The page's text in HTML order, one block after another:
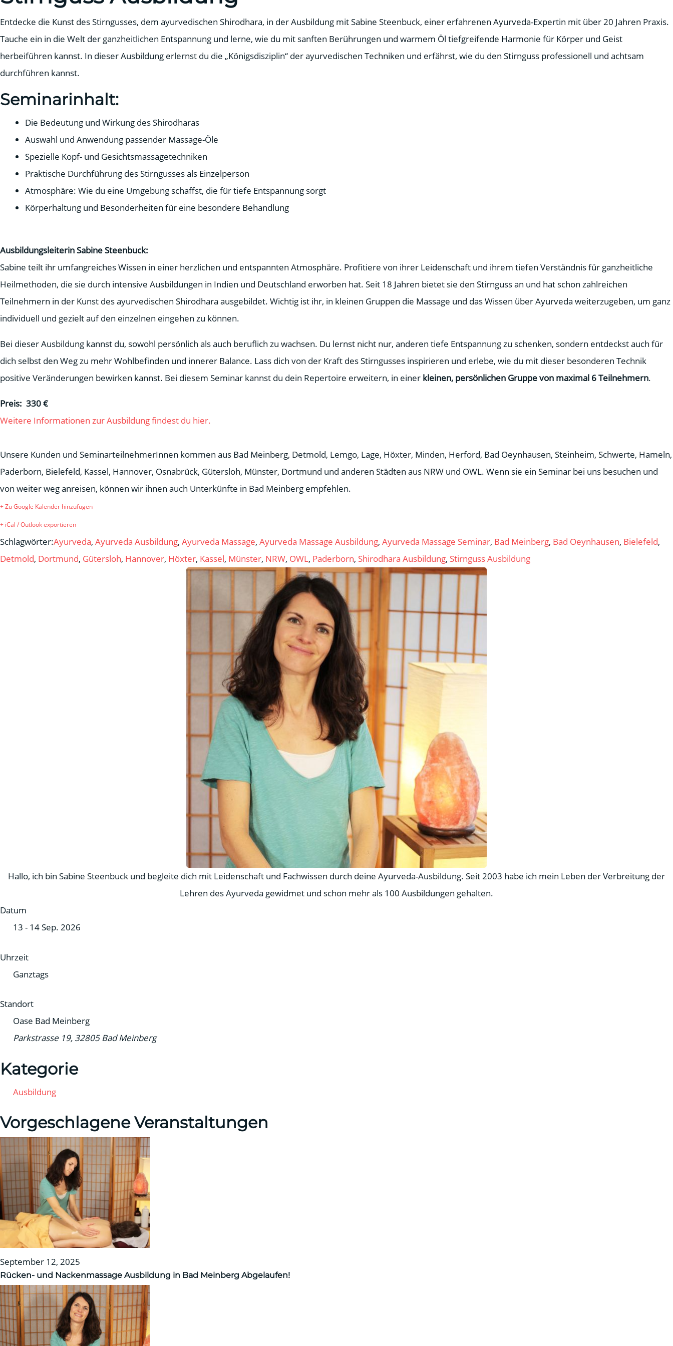
Entdecke die Kunst des Stirngusses, dem ayurvedischen Shirodhara, in der Ausbildung mit Sabine Steenbuck, einer erfahrenen Ayurveda-Expertin mit über 20 Jahren Praxis.
Tauche ein in die Welt der ganzheitlichen Entspannung und lerne, wie du mit sanften Berührungen und warmem Öl tiefgreifende Harmonie für Körper und Geist
herbeiführen kannst. In dieser Ausbildung erlernst du die „Königsdisziplin“ der ayurvedischen Techniken und erfährst, wie du den Stirnguss professionell und achtsam
durchführen kannst.
Seminarinhalt:
Die Bedeutung und Wirkung des Shirodharas
Auswahl und Anwendung passender Massage-Öle
Spezielle Kopf- und Gesichtsmassagetechniken
Praktische Durchführung des Stirngusses als Einzelperson
Atmosphäre: Wie du eine Umgebung schaffst, die für tiefe Entspannung sorgt
Körperhaltung und Besonderheiten für eine besondere Behandlung
Ausbildungsleiterin Sabine Steenbuck:
Sabine teilt ihr umfangreiches Wissen in einer herzlichen und entspannten Atmosphäre. Profitiere von ihrer Leidenschaft und ihrem tiefen Verständnis für ganzheitliche
Heilmethoden, die sie durch intensive Ausbildungen in Indien und Deutschland erworben hat. Seit 18 Jahren bietet sie den Stirnguss an und hat schon zahlreichen
Teilnehmern in der Kunst des ayurvedischen Shirodhara ausgebildet. Wichtig ist ihr, in kleinen Gruppen die Massage und das Wissen über Ayurveda weiterzugeben, um ganz
individuell und gezielt auf den einzelnen eingehen zu können.
Bei dieser Ausbildung kannst du, sowohl persönlich als auch beruflich zu wachsen. Du lernst nicht nur, anderen tiefe Entspannung zu schenken, sondern entdeckst auch für
dich selbst den Weg zu mehr Wohlbefinden und innerer Balance. Lass dich von der Kraft des Stirngusses inspirieren und erlebe, wie du mit dieser besonderen Technik
positive Veränderungen bewirken kannst. Bei diesem Seminar kannst du dein Repertoire erweitern, in einer kleinen, persönlichen Gruppe von maximal 6 Teilnehmern.
Preis: 330 €
Weitere Informationen zur Ausbildung findest du hier.
Unsere Kunden und SeminarteilnehmerInnen kommen aus Bad Meinberg, Detmold, Lemgo, Lage, Höxter, Minden, Herford, Bad Oeynhausen, Steinheim, Schwerte, Hameln,
Paderborn, Bielefeld, Kassel, Hannover, Osnabrück, Gütersloh, Münster, Dortmund und anderen Städten aus NRW und OWL. Wenn sie ein Seminar bei uns besuchen und
von weiter weg anreisen, können wir ihnen auch Unterkünfte in Bad Meinberg empfehlen.
+ Zu Google Kalender hinzufügen
+ iCal / Outlook exportieren
Schlagwörter:Ayurveda, Ayurveda Ausbildung, Ayurveda Massage, Ayurveda Massage Ausbildung, Ayurveda Massage Seminar, Bad Meinberg, Bad Oeynhausen, Bielefeld,
Detmold, Dortmund, Gütersloh, Hannover, Höxter, Kassel, Münster, NRW, OWL, Paderborn, Shirodhara Ausbildung, Stirnguss Ausbildung
Hallo, ich bin Sabine Steenbuck und begleite dich mit Leidenschaft und Fachwissen durch deine Ayurveda-Ausbildung. Seit 2003 habe ich mein Leben der Verbreitung der
Lehren des Ayurveda gewidmet und schon mehr als 100 Ausbildungen gehalten.
Datum
13 - 14 Sep. 2026
Uhrzeit
Ganztags
Standort
Oase Bad Meinberg
Parkstrasse 19, 32805 Bad Meinberg
Kategorie
Ausbildung
Vorgeschlagene Veranstaltungen
September 12, 2025
Rücken- und Nackenmassage Ausbildung in Bad Meinberg Abgelaufen!